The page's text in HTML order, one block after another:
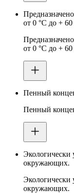
от 0 °C до + 60
от 0 °C до + 60
Пенный
Пенный
Экологически
окружающих.
Экологически
окружающих.